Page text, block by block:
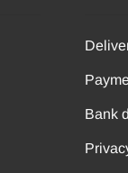
Bank